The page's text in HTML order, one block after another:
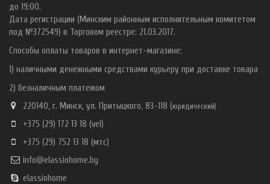
до 19:00.
Дата регистрации (Минским районным исполнительным комитетом
под №372549) в Торговом реестре: 21.03.2017.
Способы оплаты товаров в интернет-магазине:
1) наличными денежными средствами курьеру при доставке товара
2) безналичным платежом
220140, г. Минск, ул. Притыцкого, 83-118 (юридический)
+375 (29) 172 13 18 (vel)
+375 (29) 752 13 18 (мтс)
info@elassiohome.by
elassiohome